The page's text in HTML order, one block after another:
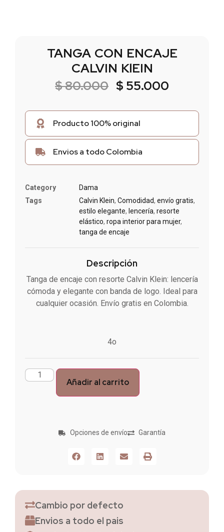
TANGA CON ENCAJE
CALVIN KlEIN
$80.000 $ 55.000
Producto 100% original
Envios a todo Colombia
Category
Dama
Tags
Calvin Klein, Comodidad, envío gratis,
estilo elegante, lencería, resorte
elástico, ropa interior para mujer,
tanga de encaje
Descripción
Tanga de encaje con resorte Calvin Klein: lencería
cómoda y elegante con banda de logo. Ideal para
cualquier ocasión. Envío gratis en Colombia.
4o
Añadir al carrito
Opciones de envío Garantía
Cambio por defecto
Envios a todo el pais